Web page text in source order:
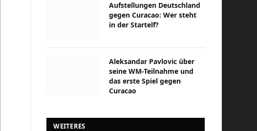
Aufstellungen Deutschland
gegen Curacao: Wer steht
in der Startelf?
Aleksandar Pavlovic über
seine WM-Teilnahme und
das erste Spiel gegen
Curacao
WEITERES